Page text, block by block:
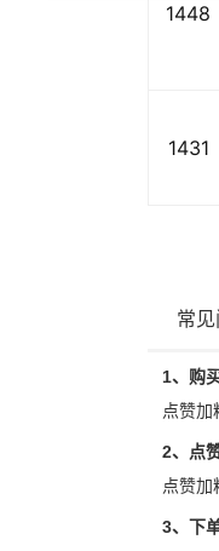
1448
1431
常
1、购
点赞加
2、点
点赞加
3、下